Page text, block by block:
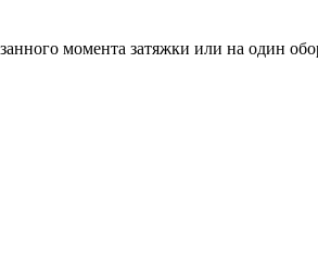
момента затяжки или на один